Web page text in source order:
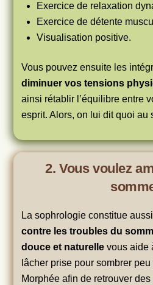
Exercice de relaxation
Exercice de détente
Visualisation positive.
Vous pouvez ensuite les
diminuer vos tensions
ainsi rétablir l’équilibre entre
esprit. Alors, on lui dit quoi au
2. Vous voulez
La sophrologie constitue
contre les troubles du
douce et naturellevous aide
lâcher prise pour sombrer
Morphée afin de retrouver